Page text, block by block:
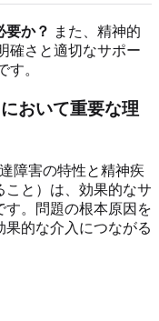
要か？ また、精神的
確さと適切なサポー
す。
おいて重要な理
障害の特性と精神疾
こと）は、効果的なサ
す。問題の根本原因を
的な介入につながる